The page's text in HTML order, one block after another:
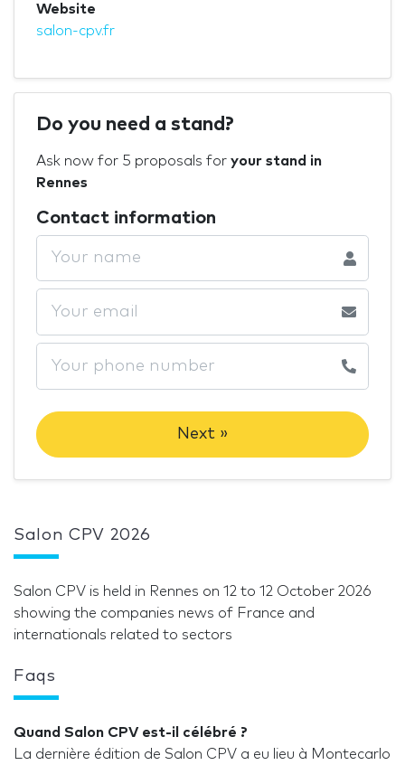
Website
salon-cpv.fr
Do you need a stand?
Ask now for 5 proposals for your stand in
Rennes
Contact information
Next »
Salon CPV 2026
Salon CPV is held in Rennes on 12 to 12 October 2026
showing the companies news of France and
internationals related to sectors
Faqs
Quand Salon CPV est-il célébré ?
La dernière édition de Salon CPV a eu lieu à Montecarlo